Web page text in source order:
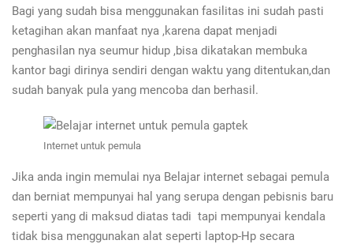
Bagi yang sudah bisa menggunakan fasilitas ini sudah pasti
ketagihan akan manfaat nya ,karena dapat menjadi
penghasilan nya seumur hidup ,bisa dikatakan membuka
kantor bagi dirinya sendiri dengan waktu yang ditentukan,dan
sudah banyak pula yang mencoba dan berhasil.
Internet untuk pemula
Jika anda ingin memulai nya Belajar internet sebagai pemula
dan berniat mempunyai hal yang serupa dengan pebisnis baru
seperti yang di maksud diatas tadi tapi mempunyai kendala
tidak bisa menggunakan alat seperti laptop-Hp secara